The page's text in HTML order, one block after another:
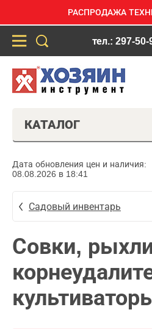
РАСПРОДАЖА
тел.: 297-50-
КАТАЛОГ
Дата обновления цен и наличия:
08.08.2026 в 18:41
Садовый инвентарь
Совки,